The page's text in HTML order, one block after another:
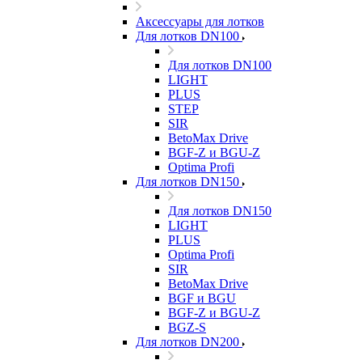
Аксессуары для лотков
Для лотков DN100
Для лотков DN100
LIGHT
PLUS
STEP
SIR
BetoMax Drive
BGF-Z и BGU-Z
Optima Profi
Для лотков DN150
Для лотков DN150
LIGHT
PLUS
Optima Profi
SIR
BetoMax Drive
BGF и BGU
BGF-Z и BGU-Z
BGZ-S
Для лотков DN200